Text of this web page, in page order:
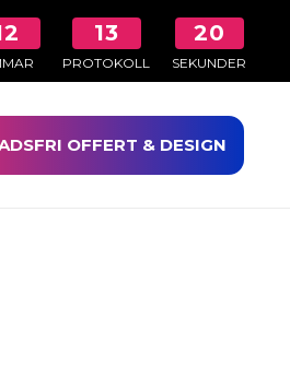
13
PROTOKOLL
19
SEKUNDER
OFFERT & DESIGN